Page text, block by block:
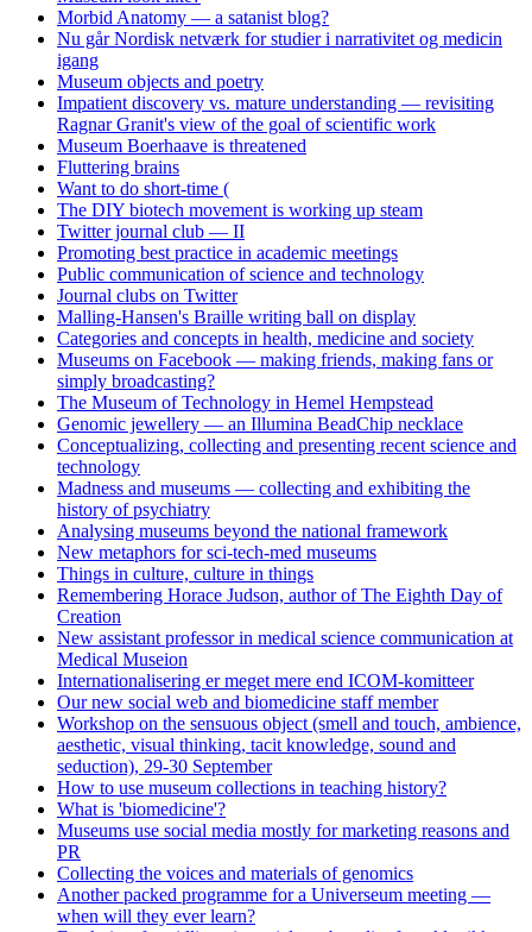
Morbid Anatomy — a satanist blog?
Nu går Nordisk netværk for studier i narrativitet og medicin
igang
Museum objects and poetry
Impatient discovery vs. mature understanding — revisiting
Ragnar Granit's view of the goal of scientific work
Museum Boerhaave is threatened
Fluttering brains
Want to do short-time (
The DIY biotech movement is working up steam
Twitter journal club — II
Promoting best practice in academic meetings
Public communication of science and technology
Journal clubs on Twitter
Malling-Hansen's Braille writing ball on display
Categories and concepts in health, medicine and society
Museums on Facebook — making friends, making fans or
simply broadcasting?
The Museum of Technology in Hemel Hempstead
Genomic jewellery — an Illumina BeadChip necklace
Conceptualizing, collecting and presenting recent science and
technology
Madness and museums — collecting and exhibiting the
history of psychiatry
Analysing museums beyond the national framework
New metaphors for sci-tech-med museums
Things in culture, culture in things
Remembering Horace Judson, author of The Eighth Day of
Creation
New assistant professor in medical science communication at
Medical Museion
Internationalisering er meget mere end ICOM-komitteer
Our new social web and biomedicine staff member
Workshop on the sensuous object (smell and touch, ambience,
aesthetic, visual thinking, tacit knowledge, sound and
seduction), 29-30 September
How to use museum collections in teaching history?
What is 'biomedicine'?
Museums use social media mostly for marketing reasons and
PR
Collecting the voices and materials of genomics
Another packed programme for a Universeum meeting —
when will they ever learn?